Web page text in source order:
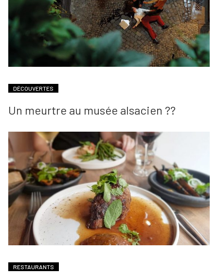
DÉCOUVERTES
Un meurtre au musée alsacien ??
RESTAURANTS